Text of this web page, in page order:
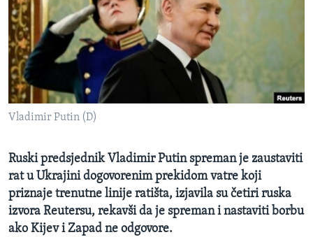
IZBJEGLIČKA STRANA
MAGAZIN
O GLASU AMERIKE
Learning English
Jezici
Vladimir Putin (D)
Ruski predsjednik Vladimir Putin spreman je zaustaviti
rat u Ukrajini dogovorenim prekidom vatre koji
priznaje trenutne linije ratišta, izjavila su četiri ruska
izvora Reutersu, rekavši da je spreman i nastaviti borbu
ako Kijev i Zapad ne odgovore.